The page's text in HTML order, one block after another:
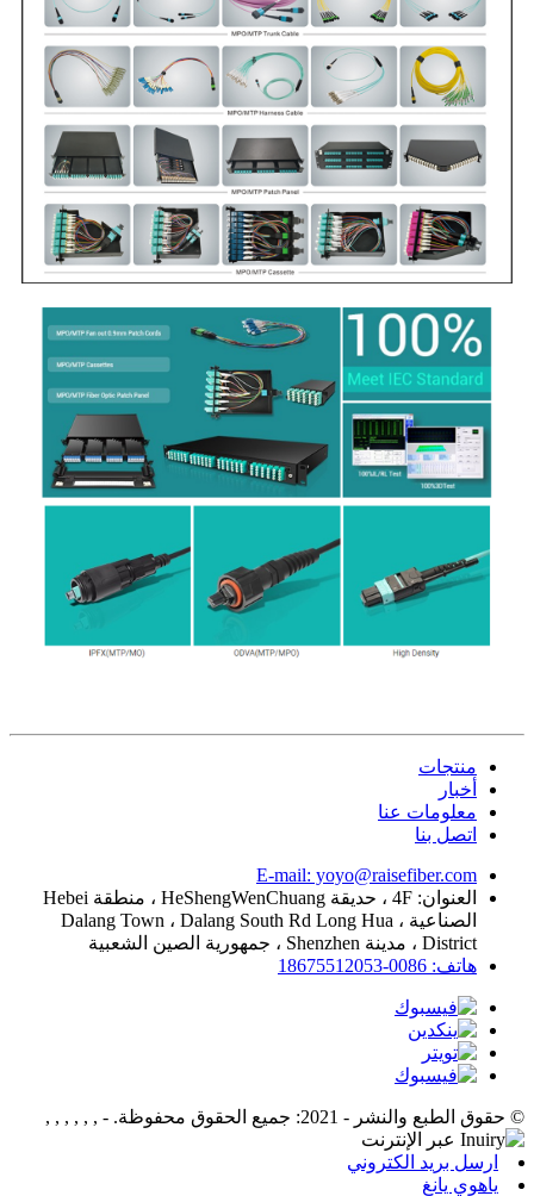
منتجات
أخبار
معلومات عنا
اتصل بنا
E-mail: yoyo@raisefiber.com
العنوان: 4F ، حديقة HeShengWenChuang ، منطقة Hebei
الصناعية ، Dalang Town ، Dalang South Rd Long Hua
District ، مدينة Shenzhen ، جمهورية الصين الشعبية
هاتف: 0086-18675512053
© حقوق الطبع والنشر - 2021: جميع الحقوق محفوظة. - , , , , , ,
ارسل بريد الكتروني
ياهوي يانغ